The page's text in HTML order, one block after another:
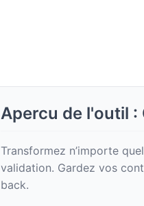
Apercu de l'outil :
Transformez n’importe
validation. Gardez vos
back.